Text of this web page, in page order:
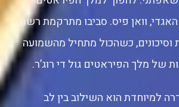
וואן פיס. סביבו מתרקמת רשת
וסיכונים, כשהכול מתחיל מהשמועה
של מלך הפיראטים גול די רוג’ר.
למיוחדת הוא השילוב בין לב